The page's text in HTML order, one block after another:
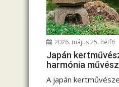
v
i
g
á
c
2026. május 25. hétfő
Japán
harmónia
A japán